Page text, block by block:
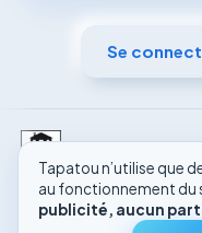
Se
COMMUNE DE
Chavannes-des-
Tapatou n’utilise que
au fonctionnement du
publicité, aucun